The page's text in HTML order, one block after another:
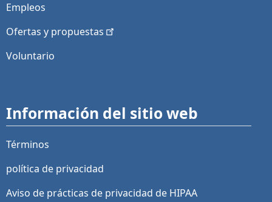
Empleos
Ofertas y propuestas
Voluntario
Información del sitio web
Términos
política de privacidad
Aviso de prácticas de privacidad de HIPAA